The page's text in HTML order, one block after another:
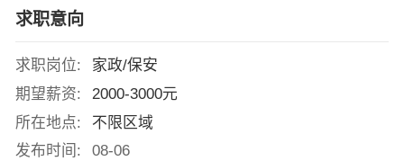
求职意向
求职岗位:
家政/保安
期望薪资:
2000-3000元
所在地点:
不限区域
发布时间:
08-06